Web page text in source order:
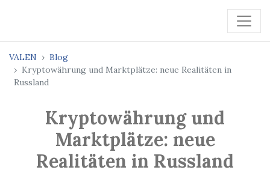
VALEN
Blog
Kryptowährung und Marktplätze: neue Realitäten in
Russland
Kryptowährung und
Marktplätze: neue
Realitäten in Russland